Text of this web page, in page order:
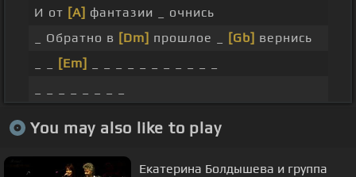
И от [A] фантазии _ очнись
_ Обратно в [Dm] прошлое _ [Gb] вернись
[Em]
You may also like to play
Екатерина Болдышева и группа